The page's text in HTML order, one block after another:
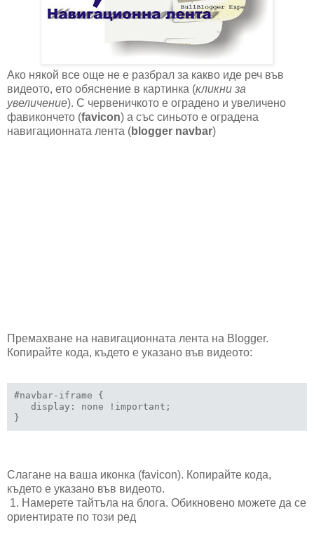
Ако някой все още не е разбрал за какво иде реч във
видеото, ето обяснение в картинка (кликни за
увеличение). С червеничкото е оградено и увеличено
фавикончето (favicon) а със синьото е оградена
навигационната лента (blogger navbar)
Премахване на навигационната лента на Blogger.
Копирайте кода, където е указано във видеото:
#navbar-iframe {
   display: none !important;
}
Слагане на ваша иконка (favicon). Копирайте кода,
където е указано във видеото.
1. Намерете тайтъла на блога. Обикновено можете да се
ориентирате по този ред